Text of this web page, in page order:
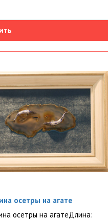
осетры на агате
осетры на агатеДлина: